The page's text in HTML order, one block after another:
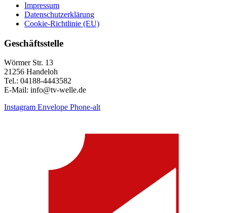
Impressum
Datenschutzerklärung
Cookie-Richtlinie (EU)
Geschäftsstelle
Wörmer Str. 13
21256 Handeloh
Tel.: 04188-4443582
E-Mail: info@tv-welle.de
Instagram Envelope Phone-alt